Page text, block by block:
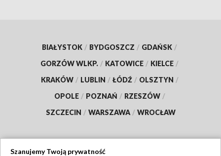
BIAŁYSTOK / BYDGOSZCZ / GDAŃSK /
GORZÓW WLKP. / KATOWICE / KIELCE /
KRAKÓW / LUBLIN / ŁÓDŹ / OLSZTYN /
OPOLE / POZNAŃ / RZESZÓW /
SZCZECIN / WARSZAWA / WROCŁAW
Szanujemy Twoją prywatność